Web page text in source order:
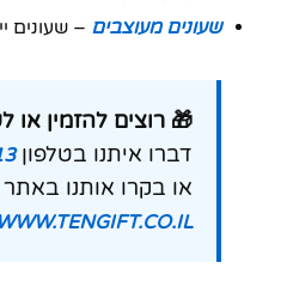
שעונים מעוצבים – שעונים
🎁 רוצים להזמין
דברו איתנו בטלפון
או בקרו אותנו באתר
WWW.TENGIFT.CO.IL